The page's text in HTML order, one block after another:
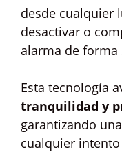
desde cualquier
desactivar o
alarma de forma
Esta tecnología
tranquilidad y
garantizando
cualquier